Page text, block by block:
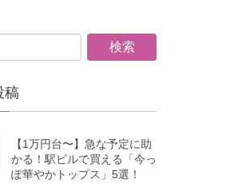
稿
【1万円台〜】急な予定に助
かる！駅ビルで買える「今っ
ぽ華やかトップス」5選！